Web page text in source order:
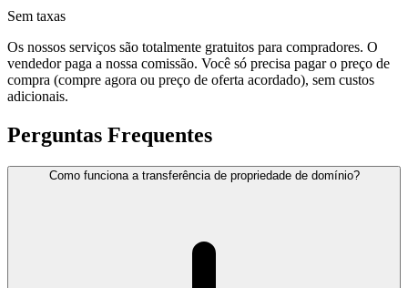
Sem taxas
Os nossos serviços são totalmente gratuitos para compradores. O
vendedor paga a nossa comissão. Você só precisa pagar o preço de
compra (compre agora ou preço de oferta acordado), sem custos
adicionais.
Perguntas Frequentes
Como funciona a transferência de propriedade de domínio?